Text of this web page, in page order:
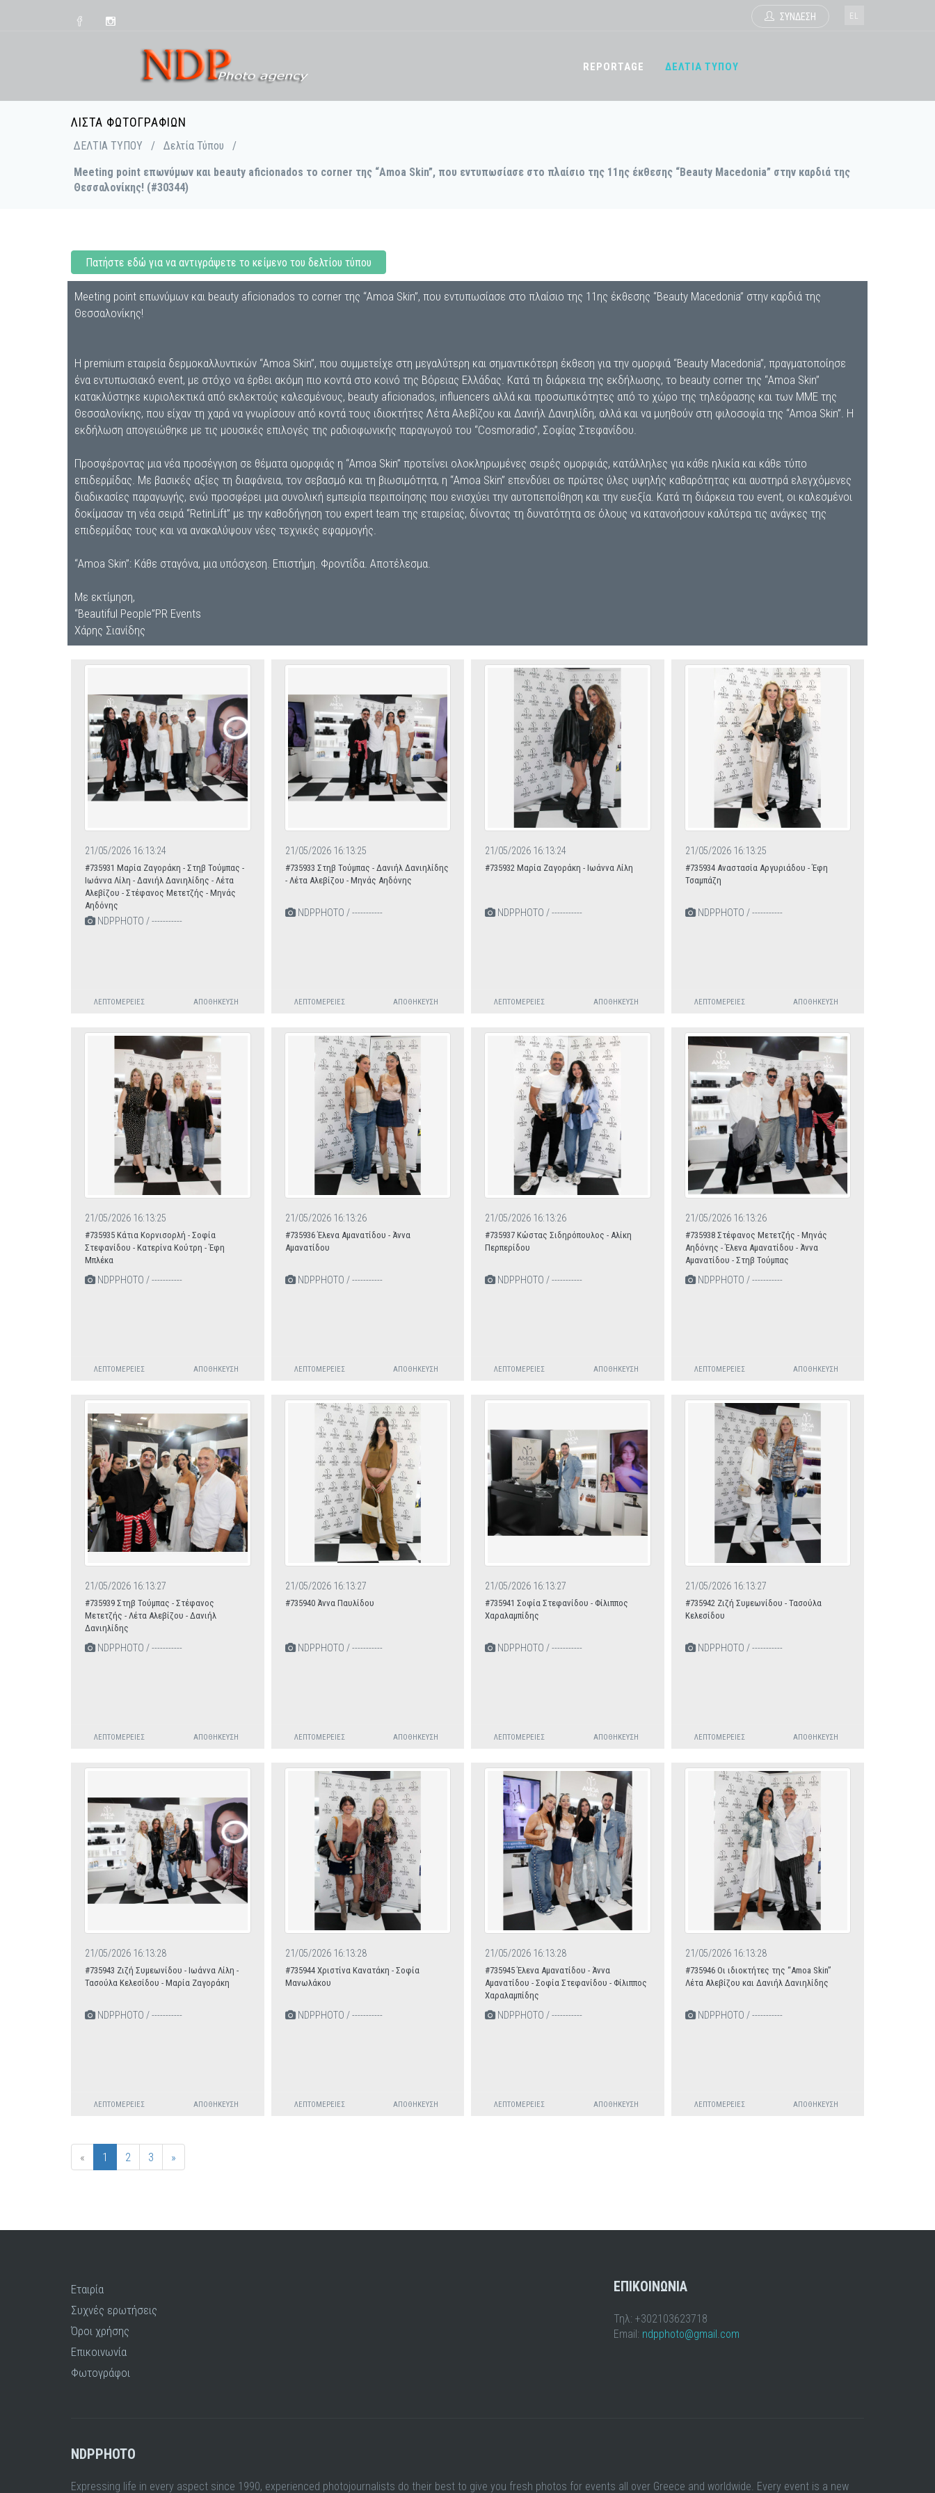
ΣΥΝΔΕΣΗ EL
REPORTAGE ΔΕΛΤΙΑ ΤΥΠΟΥ
ΛΊΣΤΑ ΦΩΤΟΓΡΑΦΙΏΝ
ΔΕΛΤΙΑ ΤΥΠΟΥ / Δελτία Τύπου
/
Meeting point επωνύμων και beauty aficionados το corner της “Amoa Skin”, που εντυπωσίασε στο πλαίσιο της 11ης έκθεσης “Beauty Macedonia” στην καρδιά της
Θεσσαλονίκης! (#30344)
Πατήστε εδώ για να αντιγράψετε το κείμενο του δελτίου τύπου
Meeting point επωνύμων και beauty aficionados το corner της “Amoa Skin”, που εντυπωσίασε στο πλαίσιο της 11ης έκθεσης “Beauty Macedonia” στην καρδιά της
Θεσσαλονίκης!
Η premium εταιρεία δερμοκαλλυντικών “Amoa Skin”, που συμμετείχε στη μεγαλύτερη και σημαντικότερη έκθεση για την ομορφιά “Beauty Macedonia”, πραγματοποίησε
ένα εντυπωσιακό event, με στόχο να έρθει ακόμη πιο κοντά στο κοινό της Βόρειας Ελλάδας. Κατά τη διάρκεια της εκδήλωσης, το beauty corner της “Amoa Skin”
κατακλύστηκε κυριολεκτικά από εκλεκτούς καλεσμένους, beauty aficionados, influencers αλλά και προσωπικότητες από το χώρο της τηλεόρασης και των ΜΜΕ της
Θεσσαλονίκης, που είχαν τη χαρά να γνωρίσουν από κοντά τους ιδιοκτήτες Λέτα Αλεβίζου και Δανιήλ Δανιηλίδη, αλλά και να μυηθούν στη φιλοσοφία της “Amoa Skin”. Η
εκδήλωση απογειώθηκε με τις μουσικές επιλογές της ραδιοφωνικής παραγωγού του “Cosmoradio”, Σοφίας Στεφανίδου.
Προσφέροντας μια νέα προσέγγιση σε θέματα ομορφιάς η “Amoa Skin” προτείνει ολοκληρωμένες σειρές ομορφιάς, κατάλληλες για κάθε ηλικία και κάθε τύπο
επιδερμίδας. Με βασικές αξίες τη διαφάνεια, τον σεβασμό και τη βιωσιμότητα, η “Amoa Skin” επενδύει σε πρώτες ύλες υψηλής καθαρότητας και αυστηρά ελεγχόμενες
διαδικασίες παραγωγής, ενώ προσφέρει μια συνολική εμπειρία περιποίησης που ενισχύει την αυτοπεποίθηση και την ευεξία. Kατά τη διάρκεια του event, οι καλεσμένοι
δοκίμασαν τη νέα σειρά “RetinLift” με την καθοδήγηση του expert team της εταιρείας, δίνοντας τη δυνατότητα σε όλους να κατανοήσουν καλύτερα τις ανάγκες της
επιδερμίδας τους και να ανακαλύψουν νέες τεχνικές εφαρμογής.
“Amoa Skin”: Κάθε σταγόνα, μια υπόσχεση. Επιστήμη. Φροντίδα. Αποτέλεσμα.
Με εκτίμηση,
“Beautiful People”PR Events
Χάρης Σιανίδης
21/05/2026 16:13:24
#735931 Μαρία Ζαγοράκη - Στηβ Τούμπας -
Ιωάννα Λίλη - Δανιήλ Δανιηλίδης - Λέτα
Αλεβίζου - Στέφανος Μετετζής - Μηνάς
Αηδόνης
NDPPHOTO / -----------
ΛΕΠΤΟΜΈΡΕΙΕΣ ΑΠΟΘΉΚΕΥΣΗ
21/05/2026 16:13:25
#735933 Στηβ Τούμπας - Δανιήλ Δανιηλίδης
- Λέτα Αλεβίζου - Μηνάς Αηδόνης
NDPPHOTO / -----------
ΛΕΠΤΟΜΈΡΕΙΕΣ ΑΠΟΘΉΚΕΥΣΗ
21/05/2026 16:13:24
#735932 Μαρία Ζαγοράκη - Ιωάννα Λίλη
NDPPHOTO / -----------
ΛΕΠΤΟΜΈΡΕΙΕΣ ΑΠΟΘΉΚΕΥΣΗ
21/05/2026 16:13:25
#735934 Αναστασία Αργυριάδου - Έφη
Τσαμπάζη
NDPPHOTO / -----------
ΛΕΠΤΟΜΈΡΕΙΕΣ ΑΠΟΘΉΚΕΥΣΗ
21/05/2026 16:13:25
#735935 Κάτια Κορνισορλή - Σοφία
Στεφανίδου - Κατερίνα Κούτρη - Έφη
Μπλέκα
NDPPHOTO / -----------
ΛΕΠΤΟΜΈΡΕΙΕΣ ΑΠΟΘΉΚΕΥΣΗ
21/05/2026 16:13:26
#735936 Έλενα Αμανατίδου - Άννα
Αμανατίδου
NDPPHOTO / -----------
ΛΕΠΤΟΜΈΡΕΙΕΣ ΑΠΟΘΉΚΕΥΣΗ
21/05/2026 16:13:26
#735937 Κώστας Σιδηρόπουλος - Αλίκη
Περπερίδου
NDPPHOTO / -----------
ΛΕΠΤΟΜΈΡΕΙΕΣ ΑΠΟΘΉΚΕΥΣΗ
21/05/2026 16:13:26
#735938 Στέφανος Μετετζής - Μηνάς
Αηδόνης - Έλενα Αμανατίδου - Άννα
Αμανατίδου - Στηβ Τούμπας
NDPPHOTO / -----------
ΛΕΠΤΟΜΈΡΕΙΕΣ ΑΠΟΘΉΚΕΥΣΗ
21/05/2026 16:13:27
#735939 Στηβ Τούμπας - Στέφανος
Μετετζής - Λέτα Αλεβίζου - Δανιήλ
Δανιηλίδης
NDPPHOTO / -----------
ΛΕΠΤΟΜΈΡΕΙΕΣ ΑΠΟΘΉΚΕΥΣΗ
21/05/2026 16:13:27
#735940 Άννα Παυλίδου
NDPPHOTO / -----------
ΛΕΠΤΟΜΈΡΕΙΕΣ ΑΠΟΘΉΚΕΥΣΗ
21/05/2026 16:13:27
#735941 Σοφία Στεφανίδου - Φίλιππος
Χαραλαμπίδης
NDPPHOTO / -----------
ΛΕΠΤΟΜΈΡΕΙΕΣ ΑΠΟΘΉΚΕΥΣΗ
21/05/2026 16:13:27
#735942 Ζιζή Συμεωνίδου - Τασούλα
Κελεσίδου
NDPPHOTO / -----------
ΛΕΠΤΟΜΈΡΕΙΕΣ ΑΠΟΘΉΚΕΥΣΗ
21/05/2026 16:13:28
#735943 Ζιζή Συμεωνίδου - Ιωάννα Λίλη -
Τασούλα Κελεσίδου - Μαρία Ζαγοράκη
NDPPHOTO / -----------
ΛΕΠΤΟΜΈΡΕΙΕΣ ΑΠΟΘΉΚΕΥΣΗ
21/05/2026 16:13:28
#735944 Χριστίνα Κανατάκη - Σοφία
Μανωλάκου
NDPPHOTO / -----------
ΛΕΠΤΟΜΈΡΕΙΕΣ ΑΠΟΘΉΚΕΥΣΗ
21/05/2026 16:13:28
#735945 Έλενα Αμανατίδου - Άννα
Αμανατίδου - Σοφία Στεφανίδου - Φίλιππος
Χαραλαμπίδης
NDPPHOTO / -----------
ΛΕΠΤΟΜΈΡΕΙΕΣ ΑΠΟΘΉΚΕΥΣΗ
21/05/2026 16:13:28
#735946 Οι ιδιοκτήτες της “Amoa Skin”
Λέτα Αλεβίζου και Δανιήλ Δανιηλίδης
NDPPHOTO / -----------
ΛΕΠΤΟΜΈΡΕΙΕΣ ΑΠΟΘΉΚΕΥΣΗ
« 1 2 3 »
Εταιρία
Συχνές ερωτήσεις
Όροι χρήσης
Επικοινωνία
Φωτογράφοι
ΕΠΙΚΟΙΝΩΝΙΑ
Τηλ: +302103623718
Email: ndpphoto@gmail.com
NDPPHOTO
Expressing life in every aspect since 1990, experienced photojournalists do their best to give you fresh photos for events all over Greece and worldwide. Every event is a new